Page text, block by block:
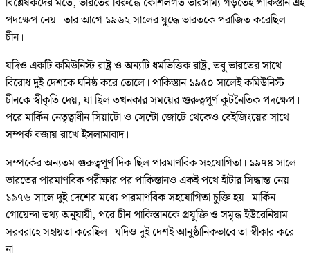
পদক্ষেপ নেয়। তার আগে ১৯৬২ সালের যুদ্ধে ভারতকে পরাজিত করেছিল
চীন।
যদিও একটি কমিউনিস্ট রাষ্ট্র ও অন্যটি ধর্মভিত্তিক রাষ্ট্র, তবু ভারতের সাথে
বিরোধ দুই দেশকে ঘনিষ্ঠ করে তোলে। পাকিস্তান ১৯৫০ সালেই কমিউনিস্ট
চীনকে স্বীকৃতি দেয়, যা ছিল তখনকার সময়ের গুরুত্বপূর্ণ কূটনৈতিক পদক্ষেপ।
পরে মার্কিন নেতৃত্বাধীন সিয়াটো ও সেন্টো জোটে থেকেও বেইজিংয়ের সাথে
সম্পর্ক বজায় রাখে ইসলামাবাদ।
সম্পর্কের অন্যতম গুরুত্বপূর্ণ দিক ছিল পারমাণবিক সহযোগিতা। ১৯৭৪ সালে
ভারতের পারমাণবিক পরীক্ষার পর পাকিস্তানও একই পথে হাঁটার সিদ্ধান্ত নেয়।
১৯৭৬ সালে দুই দেশের মধ্যে পারমাণবিক সহযোগিতা চুক্তি হয়। মার্কিন
গোয়েন্দা তথ্য অনুযায়ী, পরে চীন পাকিস্তানকে প্রযুক্তি ও সমৃদ্ধ ইউরেনিয়াম
সরবরাহে সহায়তা করেছিল। যদিও দুই দেশই আনুষ্ঠানিকভাবে তা স্বীকার করে
না।